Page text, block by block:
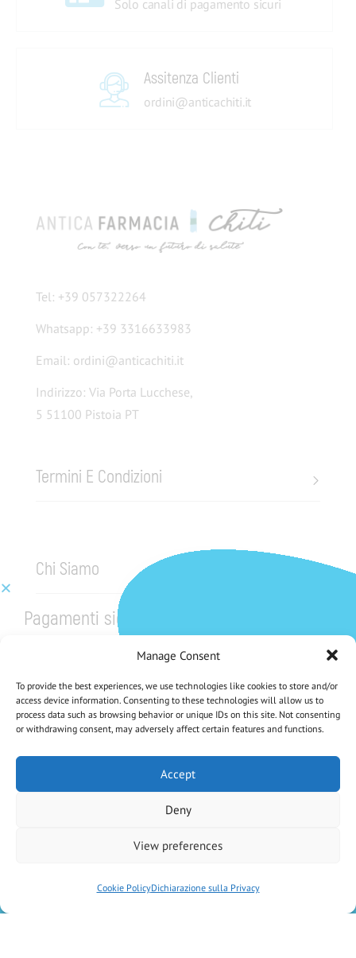
Manage Consent
To provide the best experiences, we use technologies like cookies to store and/or
access device information. Consenting to these technologies will allow us to
process data such as browsing behavior or unique IDs on this site. Not consenting
or withdrawing consent, may adversely affect certain features and functions.
Accept
Deny
View preferences
Cookie PolicyDichiarazione sulla Privacy
Solo canali di pagamento sicuri
Assitenza Clienti
ordini@anticachiti.it
Tel: +39 057322264
Whatsapp: +39 3316633983
Email: ordini@anticachiti.it
Indirizzo: Via Porta Lucchese,
5 51100 Pistoia PT
Termini E Condizioni
Chi Siamo
Pagamenti sicuri
Antica Farmacia Chiti di D.ssa Elisa Vaiani e C. SAS – P.IVA02046600470
CHE NE DICI DI UNO SCONTO DEL 5%?
Iscriviti Alla Nostra Newsletter